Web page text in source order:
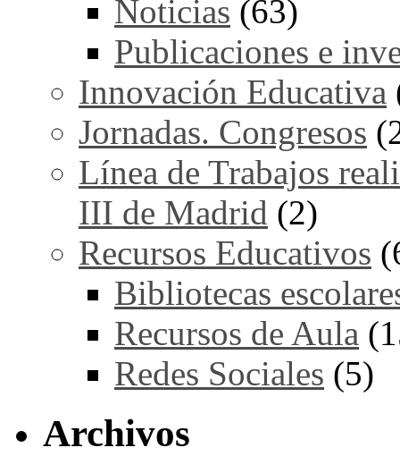
Noticias (63)
Publicaciones e
Innovación Educativa
Jornadas. Congresos
Línea de Trabajos
III de Madrid (2)
Recursos Educativos
Bibliotecas
Recursos de Aula
Redes Sociales (5)
Archivos